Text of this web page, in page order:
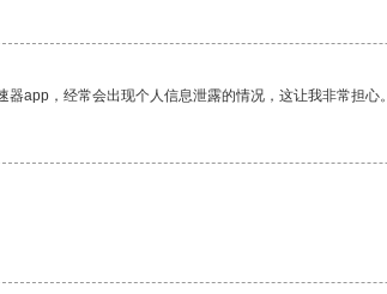
app，经常会出现个人信息泄露的情况，这让我非常担心。